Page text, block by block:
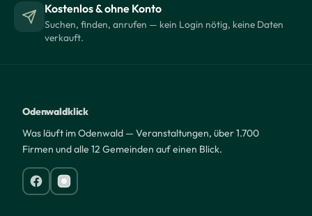
Kostenlos & ohne Konto
Suchen, finden, anrufen — kein Login nötig, keine Daten
verkauft.
Odenwaldklick
Was läuft im Odenwald — Veranstaltungen, über 1.700
Firmen und alle 12 Gemeinden auf einen Blick.